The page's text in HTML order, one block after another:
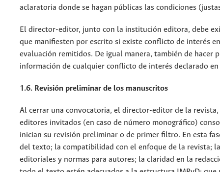
aclaratoria donde se hagan públicas las condiciones
El director-editor, junto con la institución editora, debe
que manifiesten por escrito si existe conflicto de interés
evaluación remitidos. De igual manera, también de hacer
información de cualquier conflicto de interés declarado
1.6. Revisión preliminar de los manuscritos
Al cerrar una convocatoria, el director-editor de la
editores invitados (en caso de número monográfico)
inician su revisión preliminar o de primer filtro. En esta
del texto; la compatibilidad con el enfoque de la revista;
editoriales y normas para autores; la claridad en la